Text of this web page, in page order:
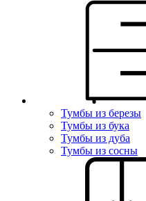
Тумбы из березы
Тумбы из бука
Тумбы из дуба
Тумбы из сосны